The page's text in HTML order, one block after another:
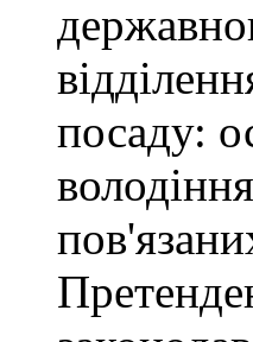
посаду: